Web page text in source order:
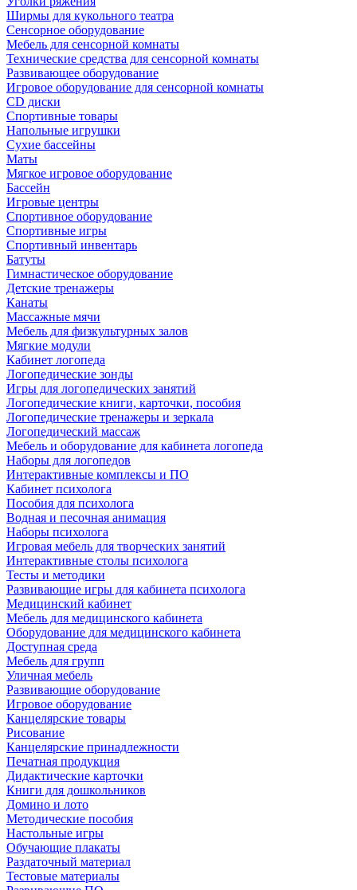
Ширмы для кукольного театра
Сенсорное оборудование
Мебель для сенсорной комнаты
Технические средства для сенсорной комнаты
Развивающее оборудование
Игровое оборудование для сенсорной комнаты
CD диски
Спортивные товары
Напольные игрушки
Сухие бассейны
Маты
Мягкое игровое оборудование
Бассейн
Игровые центры
Спортивное оборудование
Спортивные игры
Спортивный инвентарь
Батуты
Гимнастическое оборудование
Детские тренажеры
Канаты
Массажные мячи
Мебель для физкультурных залов
Мягкие модули
Кабинет логопеда
Логопедические зонды
Игры для логопедических занятий
Логопедические книги, карточки, пособия
Логопедические тренажеры и зеркала
Логопедический массаж
Мебель и оборудование для кабинета логопеда
Наборы для логопедов
Интерактивные комплексы и ПО
Кабинет психолога
Пособия для психолога
Водная и песочная анимация
Наборы психолога
Игровая мебель для творческих занятий
Интерактивные столы психолога
Тесты и методики
Развивающие игры для кабинета психолога
Медицинский кабинет
Мебель для медицинского кабинета
Оборудование для медицинского кабинета
Доступная среда
Мебель для групп
Уличная мебель
Развивающие оборудование
Игровое оборудование
Канцелярские товары
Рисование
Канцелярские принадлежности
Печатная продукция
Дидактические карточки
Книги для дошкольников
Домино и лото
Методические пособия
Настольные игры
Обучающие плакаты
Раздаточный материал
Тестовые материалы